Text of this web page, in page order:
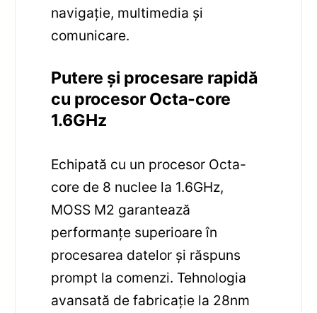
navigație, multimedia și
comunicare.
Putere și procesare rapidă
cu procesor Octa-core
1.6GHz
Echipată cu un procesor Octa-
core de 8 nuclee la 1.6GHz,
MOSS M2 garantează
performanțe superioare în
procesarea datelor și răspuns
prompt la comenzi. Tehnologia
avansată de fabricație la 28nm